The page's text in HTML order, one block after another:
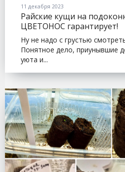
11 декабря 2023
Райские кущи на
ЦВЕТОНОС гарантирует!
Ну не надо с грустью
Понятное дело, приунывшие
уюта и...